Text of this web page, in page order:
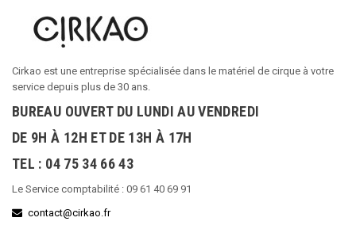
Cirkao est une entreprise spécialisée dans le matériel de cirque à votre
service depuis plus de 30 ans.
BUREAU OUVERT DU LUNDI AU VENDREDI
DE 9H À 12H ET DE 13H À 17H
TEL : 04 75 34 66 43
Le Service comptabilité : 09 61 40 69 91
contact@cirkao.fr